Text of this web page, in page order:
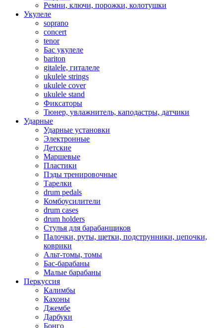
Ремни, ключи, порожки, колотушки
Укулеле
soprano
concert
tenor
Бас укулеле
bariton
gitalele, гиталеле
ukulele strings
ukulele cover
ukulele stand
Фиксаторы
Тюнер, увлажнитель, каподастры, датчики
Ударные
Ударные установки
Электронные
Детские
Маршевые
Пластики
Пэды тренировочные
Тарелки
drum pedals
Комбоусилители
drum cases
drum holders
Стулья для барабанщиков
Палочки, руты, щетки, подструнники, цепочки,
коврики
Альт-томы, томы
Бас-барабаны
Малые барабаны
Перкуссия
Калимбы
Кахоны
Джембе
Дарбуки
Бонго